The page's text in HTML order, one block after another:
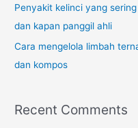
Penyakit kelinci yang
dan kapan panggil ahli
Cara mengelola limbah
dan kompos
Recent Comments